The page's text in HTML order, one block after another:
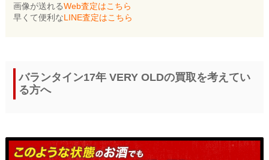
画像が送れるWeb査定はこちら
早くて便利なLINE査定はこちら
バランタイン17年 VERY OLDの買取を考えてい
る方へ